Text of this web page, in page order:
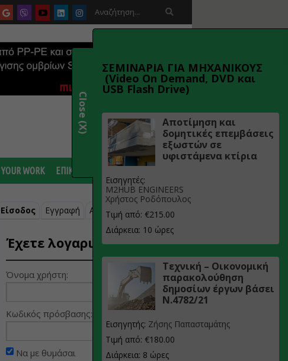

WORK ΕΠΙΚΟΙΝΩΝΙΑ
Είσοδος Εγγραφή Ανάκτηση κωδικού
Έχετε λογαριασμό;
Όνομα χρήστη:
Κωδικός πρόσβασης:
Να με θυμάσαι
ΣΕΜΙΝΑΡΙΑ ΓΙΑ ΜΗΧΑΝΙΚΟΥΣ
(Video On Demand, DVD και
USB Flash Drive)
Αποτίμηση και
δομητικές επεμβάσεις
εξωστών σε
υφιστάμενα κτίρια
Εισηγητές:
M2HUB ENGINEERS
Χρήστος Ροδόπουλος
Τιμή από: €215.00
Διάρκεια: 10 ώρες
Τεχνική – Οικονομική
παρακολούθηση
δημοσίων έργων βάσει
Ν.4782/21
Εισηγητής: Ζήσης Παπασταμάτης
Τιμή από: €180.00
Διάρκεια: 8 ώρες
Close (X)